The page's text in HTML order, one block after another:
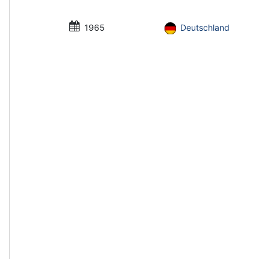
1965 Deutschland